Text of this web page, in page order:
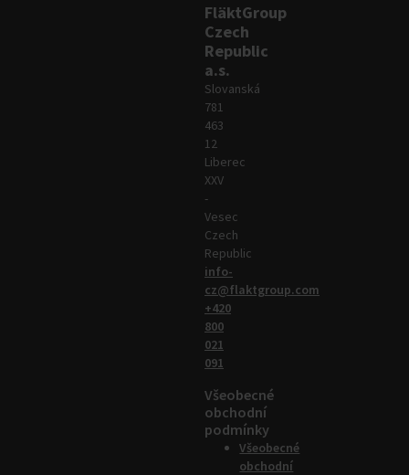
FläktGroup
Czech
Republic
a.s.
Slovanská
781
463
12
Liberec
XXV
-
Vesec
Czech
Republic
info-
cz@flaktgroup.com
+420
800
021
091
Všeobecné
obchodní
podmínky
Všeobecné
obchodní